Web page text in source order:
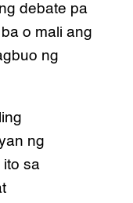
debate pa
o mali ang
ng
ng
ito sa